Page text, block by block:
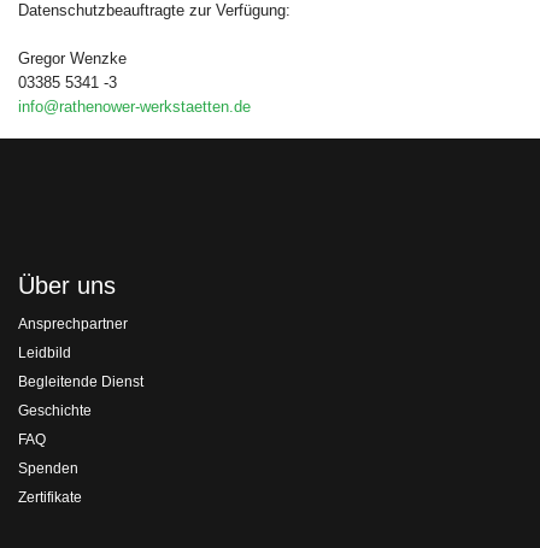
Datenschutzbeauftragte zur Verfügung:
Gregor Wenzke
03385 5341 -3
info@rathenower-werkstaetten.de
Über uns
Ansprechpartner
Leidbild
Begleitende Dienst
Geschichte
FAQ
Spenden
Zertifikate